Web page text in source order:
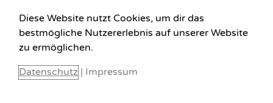
Diese Website nutzt Cookies, um dir das
bestmögliche Nutzererlebnis auf unserer Website
zu ermöglichen.
Datenschutz | Impressum